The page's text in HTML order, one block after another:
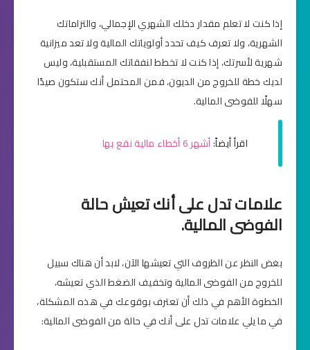
إذا كنت لا تعلم مقدار دخلك الشهري الإجمالي، والتزاماتك
الشهرية، ولا تعرف كيف تحدد أولوياتك المالية ولا تعد ميزانية
شهرية لأسرتك، إذا كنت لا تخطط لنفقاتك المستقبلية، وليس
لديك خطة للخروج من الديون، فمن المحتمل أنك ستكون صيدًا
سهلًا للفوضى المالية.
اقرأ أيضاً:أشهر 6 أخطاء مالية نقع بها
علامات تدل على أنك تعيش حالة
الفوضى المالية.
بغض النظر عن الظروف التي تعيشها الآن، لابد أن هناك سبيل
للخروج من الفوضى المالية وتخفيف الضغط الذي تعيشه،
الخطوة الأهم في ذلك أن تعترف بوقوعك في هذه المشكلة،
في ما يلي علامات تدل على أنك في حالة من الفوضى المالية: